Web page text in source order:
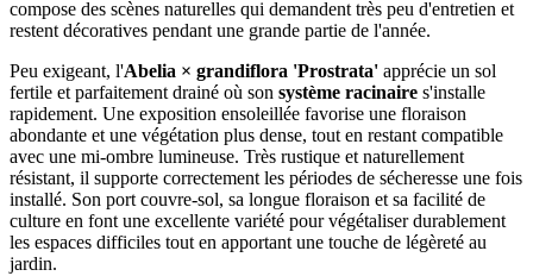
compose des scènes naturelles qui demandent très peu d'entretien et
restent décoratives pendant une grande partie de l'année.
Peu exigeant, l'Abelia × grandiflora 'Prostrata' apprécie un sol
fertile et parfaitement drainé où son système racinaire s'installe
rapidement. Une exposition ensoleillée favorise une floraison
abondante et une végétation plus dense, tout en restant compatible
avec une mi-ombre lumineuse. Très rustique et naturellement
résistant, il supporte correctement les périodes de sécheresse une fois
installé. Son port couvre-sol, sa longue floraison et sa facilité de
culture en font une excellente variété pour végétaliser durablement
les espaces difficiles tout en apportant une touche de légèreté au
jardin.